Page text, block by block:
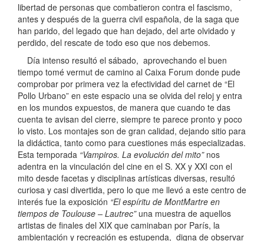
libertad de personas que combatieron contra el fascismo,
antes y después de la guerra civil española, de la saga que
han parido, del legado que han dejado, del arte olvidado y
perdido, del rescate de todo eso que nos debemos.
Día intenso resultó el sábado, aprovechando el buen
tiempo tomé vermut de camino al Caixa Forum donde pude
comprobar por primera vez la efectividad del carnet de “El
Pollo Urbano” en este espacio una se olvida del reloj y entra
en los mundos expuestos, de manera que cuando te das
cuenta te avisan del cierre, siempre te parece pronto y poco
lo visto. Los montajes son de gran calidad, dejando sitio para
la didáctica, tanto como para cuestiones más especializadas.
Esta temporada “Vampiros. La evolución del mito” nos
adentra en la vinculación del cine en el S. XX y XXI con el
mito desde facetas y disciplinas artísticas diversas, resultó
curiosa y casi divertida, pero lo que me llevó a este centro de
interés fue la exposición “El espíritu de MontMartre en
tiempos de Toulouse – Lautrec” una muestra de aquellos
artistas de finales del XIX que caminaban por París, la
ambientación y recreación es estupenda, digna de observar